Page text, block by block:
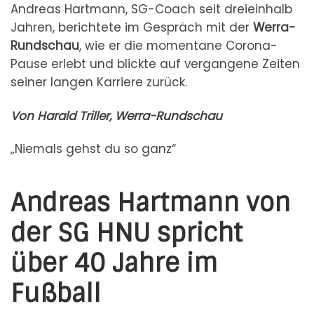
Andreas Hartmann, SG-Coach seit dreieinhalb
Jahren, berichtete im Gespräch mit der Werra-
Rundschau, wie er die momentane Corona-
Pause erlebt und blickte auf vergangene Zeiten
seiner langen Karriere zurück.
Von Harald Triller, Werra-Rundschau
„Niemals gehst du so ganz“
Andreas Hartmann von
der SG HNU spricht
über 40 Jahre im
Fußball